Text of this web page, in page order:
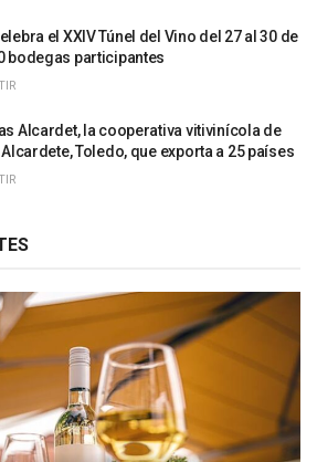
el XXIV Túnel del Vino del 27 al 30 de
bodegas participantes
Alcardet, la cooperativa vitivinícola de
Toledo, que exporta a 25 países